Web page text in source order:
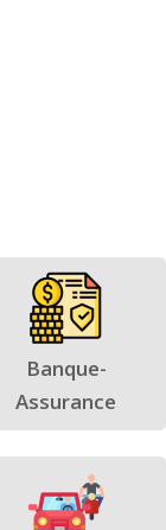
Banque-
Assurance